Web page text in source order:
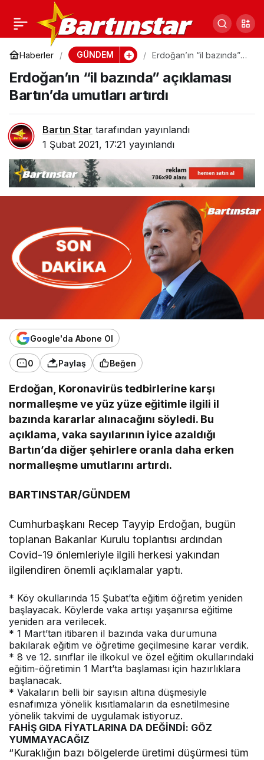
Haberler GÜNDEM
Erdoğan’ın “il bazında”
umutları artırdı
Erdoğan’ın “il bazında” açıklaması
Bartın’da umutları artırdı
Bartın Star tarafından yayınlandı
1 Şubat 2021, 17:21 yayınlandı
Google'da Abone Ol
0 Paylaş Beğen
Erdoğan, Koronavirüs tedbirlerine karşı
normalleşme ve yüz yüze eğitimle ilgili il
bazında kararlar alınacağını söyledi. Bu
açıklama, vaka sayılarının iyice azaldığı
Bartın’da diğer şehirlere oranla daha erken
normalleşme umutlarını artırdı.
BARTINSTAR/GÜNDEM
Cumhurbaşkanı Recep Tayyip Erdoğan, bugün
toplanan Bakanlar Kurulu toplantısı ardından
Covid-19 önlemleriyle ilgili herkesi yakından
ilgilendiren önemli açıklamalar yaptı.
* Köy okullarında 15 Şubat’ta eğitim öğretim yeniden
başlayacak. Köylerde vaka artışı yaşanırsa eğitime
yeniden ara verilecek.
* 1 Mart’tan itibaren il bazında vaka durumuna
bakılarak eğitim ve öğretime geçilmesine karar verdik.
* 8 ve 12. sınıflar ile ilkokul ve özel eğitim okullarındaki
eğitim-öğretimin 1 Mart’ta başlaması için hazırlıklara
başlanacak.
* Vakaların belli bir sayısın altına düşmesiyle
esnafımıza yönelik kısıtlamaların da esnetilmesine
yönelik takvimi de uygulamak istiyoruz.
FAHİŞ GIDA FİYATLARINA DA DEĞİNDİ: GÖZ
YUMMAYACAĞIZ
“Kuraklığın bazı bölgelerde üretimi düşürmesi tüm
O geminin ortadan
kırılma anı ilk kez bu
kadar net…
0 Paylaş